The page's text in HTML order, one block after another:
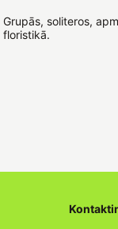
Grupās, soliteros,
floristikā.